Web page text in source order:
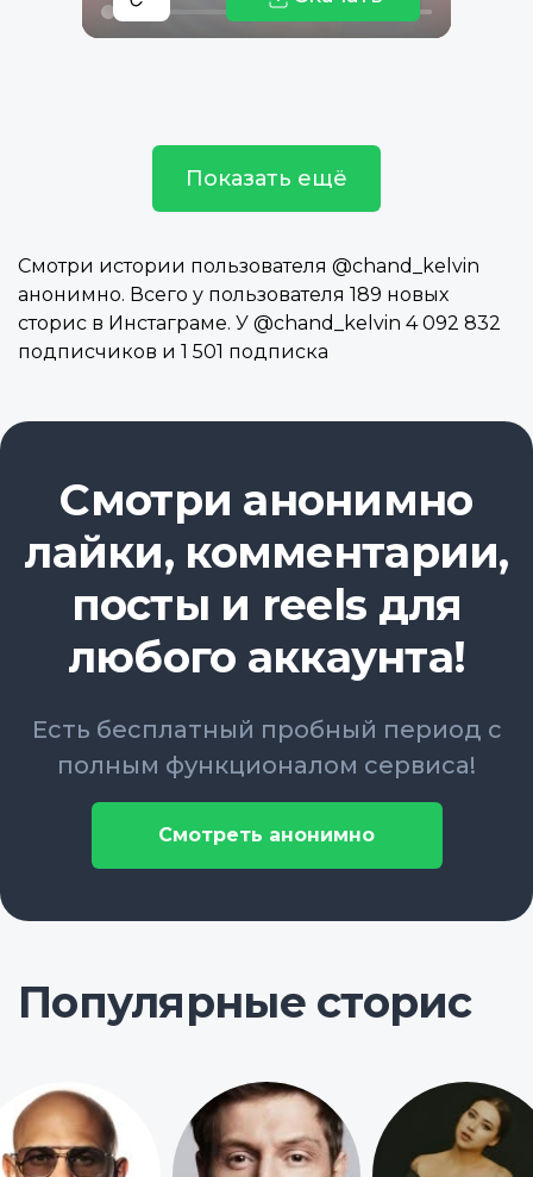
Показать ещё
Смотри истории пользователя @chand_kelvin
анонимно. Всего у пользователя 189 новых
сторис в Инстаграме. У @chand_kelvin 4 092 832
подписчиков и 1 501 подписка
Смотри анонимно
лайки, комментарии,
посты и reels для
любого аккаунта!
Есть бесплатный пробный период с
полным функционалом сервиса!
Смотреть анонимно
Популярные сторис